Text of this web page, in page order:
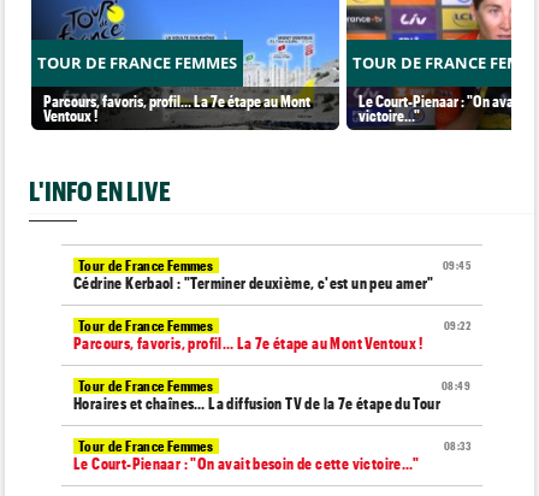
TOUR DE FRANCE FEMMES
Parcours, favoris, profil… La 7e étape au Mont
Ventoux !
TOUR DE FRANCE
Le Court-Pienaar : "On avait
victoire..."
L'INFO EN LIVE
09:45
Tour de France Femmes
Cédrine Kerbaol : "Terminer deuxième, c'est un peu amer"
09:22
Tour de France Femmes
Parcours, favoris, profil… La 7e étape au Mont Ventoux !
08:49
Tour de France Femmes
Horaires et chaînes… La diffusion TV de la 7e étape du Tour
08:33
Tour de France Femmes
Le Court-Pienaar : "On avait besoin de cette victoire..."